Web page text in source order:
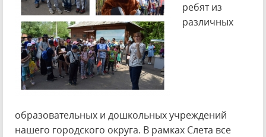
ребят из
различных
образовательных и дошкольных учреждений
нашего городского округа. В рамках Слета все